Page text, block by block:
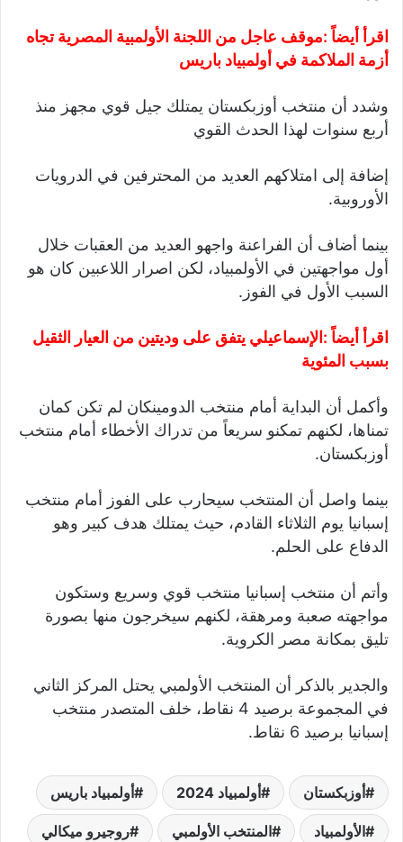
اقرأ أيضاً :موقف عاجل من اللجنة الأولمبية المصرية تجاه
أزمة الملاكمة في أولمبياد باريس
وشدد أن منتخب أوزبكستان يمتلك جيل قوي مجهز منذ
أربع سنوات لهذا الحدث القوي
إضافة إلى امتلاكهم العديد من المحترفين في الدرويات
الأوروبية.
بينما أضاف أن الفراعنة واجهو العديد من العقبات خلال
أول مواجهتين في الأولمبياد، لكن اصرار اللاعبين كان هو
السبب الأول في الفوز.
اقرأ أيضاً :الإسماعيلي يتفق على وديتين من العيار الثقيل
بسبب المئوية
وأكمل أن البداية أمام منتخب الدومينكان لم تكن كمان
تمناها، لكنهم تمكنو سريعاً من تدراك الأخطاء أمام منتخب
أوزبكستان.
بينما واصل أن المنتخب سيحارب على الفوز أمام منتخب
إسبانيا يوم الثلاثاء القادم، حيث يمتلك هدف كبير وهو
الدفاع على الحلم.
وأتم أن منتخب إسبانيا منتخب قوي وسريع وستكون
مواجهته صعبة ومرهقة، لكنهم سيخرجون منها بصورة
تليق بمكانة مصر الكروية.
والجدير بالذكر أن المنتخب الأولمبي يحتل المركز الثاني
في المجموعة برصيد 4 نقاط، خلف المتصدر منتخب
إسبانيا برصيد 6 نقاط.
أوزبكستان أولمبياد 2024 أولمبياد باريس
الأولمبياد المنتخب الأولمبي روجيرو ميكالي